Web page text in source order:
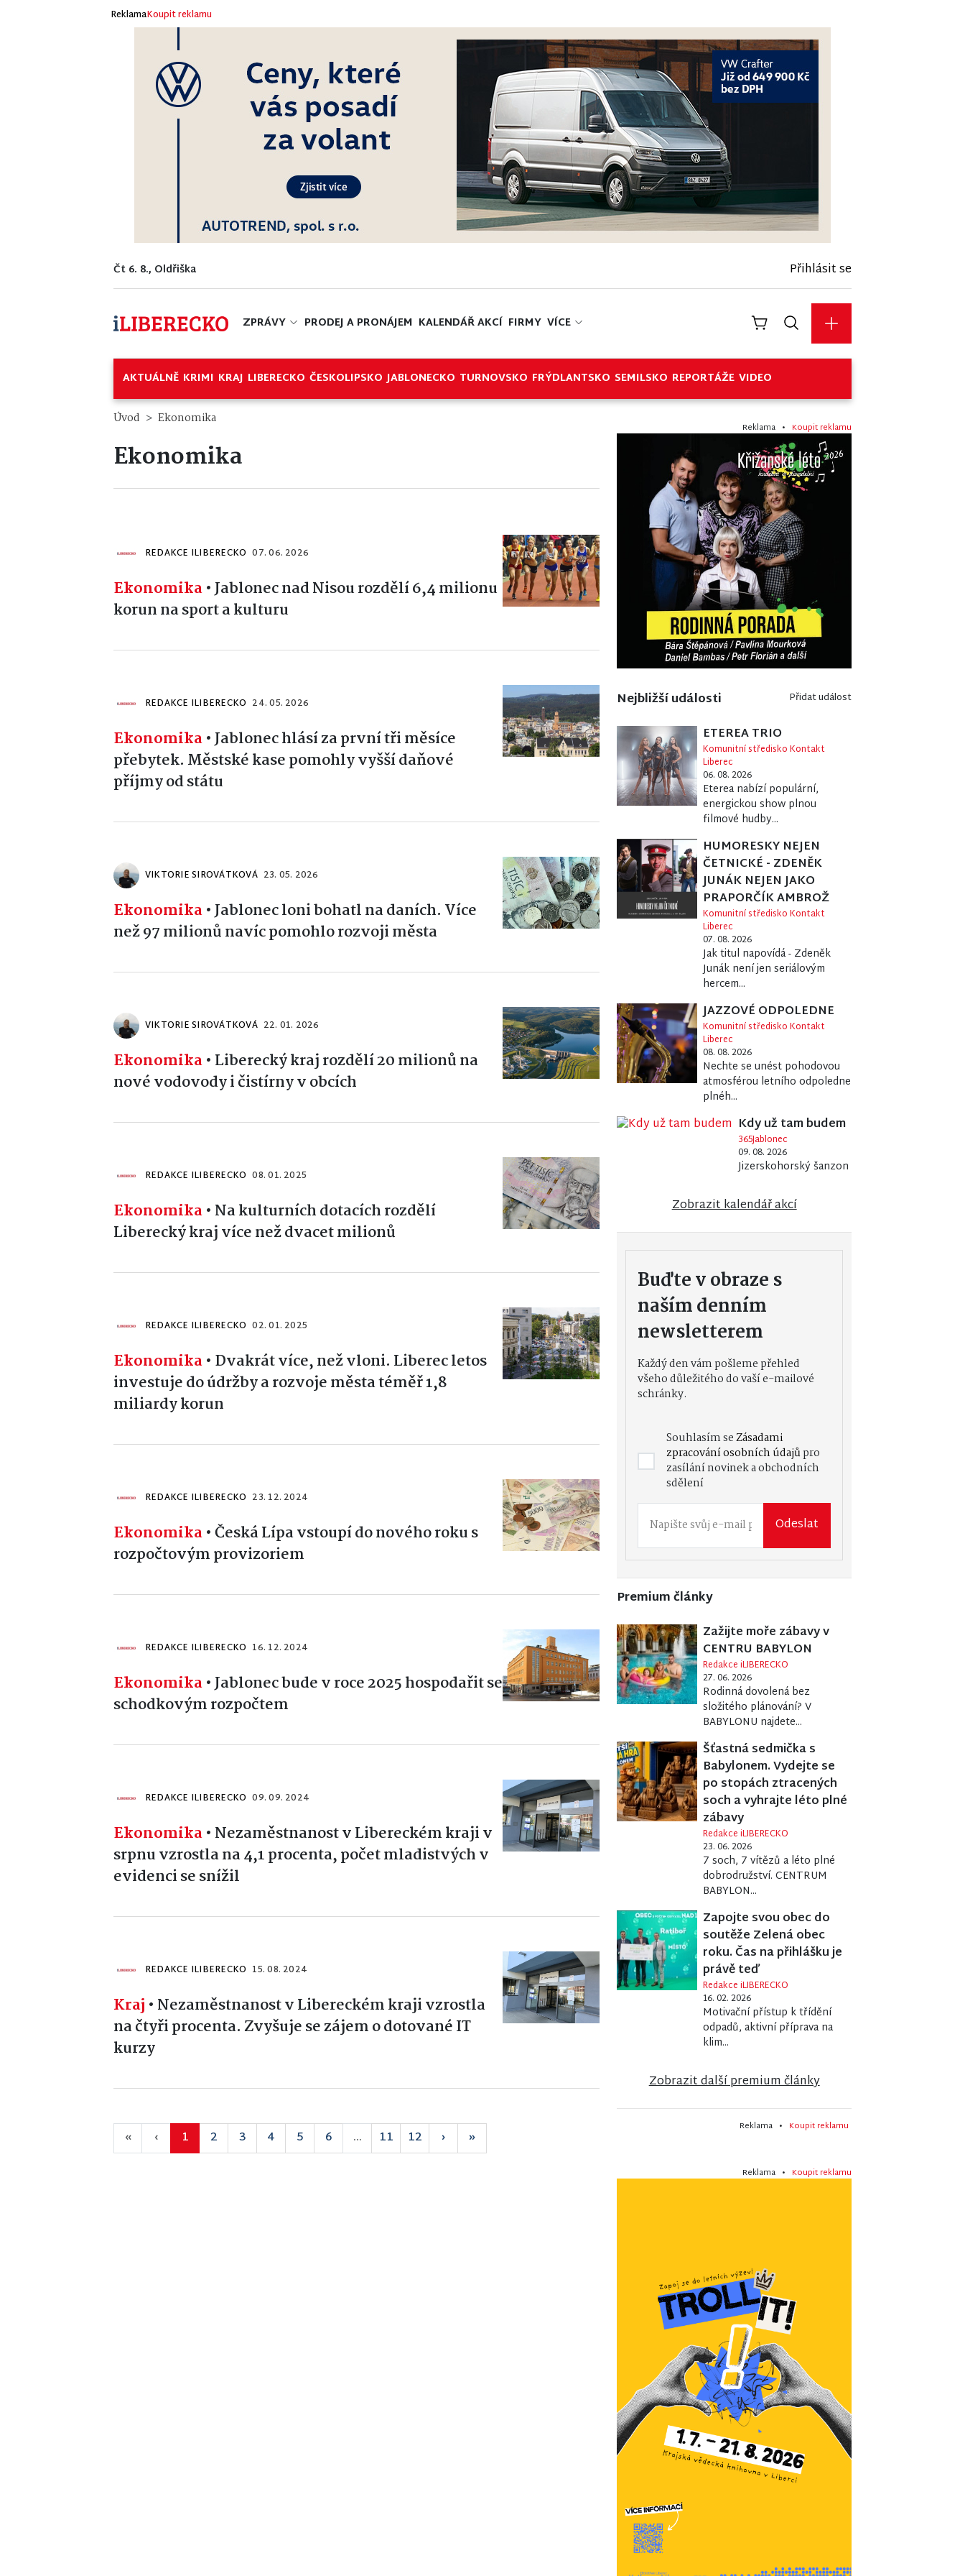
ReklamaKoupit reklamu
Čt 6. 8., Oldřiška Přihlásit se
ZPRÁVY PRODEJ A PRONÁJEM KALENDÁŘ AKCÍ FIRMY VÍCE
AKTUÁLNĚ KRIMI KRAJ LIBERECKO ČESKOLIPSKO JABLONECKO TURNOVSKO FRÝDLANTSKO SEMILSKO REPORTÁŽE VIDEO
Úvod Ekonomika
Ekonomika
REDAKCE ILIBERECKO 07. 06. 2026
Ekonomika•Jablonec nad Nisou rozdělí 6,4 milionu
korun na sport a kulturu
REDAKCE ILIBERECKO 24. 05. 2026
Ekonomika•Jablonec hlásí za první tři měsíce
přebytek. Městské kase pomohly vyšší daňové
příjmy od státu
VIKTORIE SIROVÁTKOVÁ 23. 05. 2026
Ekonomika•Jablonec loni bohatl na daních. Více
než 97 milionů navíc pomohlo rozvoji města
VIKTORIE SIROVÁTKOVÁ 22. 01. 2026
Ekonomika• Liberecký kraj rozdělí 20 milionů na
nové vodovody i čistírny v obcích
REDAKCE ILIBERECKO 08. 01. 2025
Ekonomika• Na kulturních dotacích rozdělí
Liberecký kraj více než dvacet milionů
REDAKCE ILIBERECKO 02. 01. 2025
Ekonomika• Dvakrát více, než vloni. Liberec letos
investuje do údržby a rozvoje města téměř 1,8
miliardy korun
REDAKCE ILIBERECKO 23. 12. 2024
Ekonomika•Česká Lípa vstoupí do nového roku s
rozpočtovým provizoriem
REDAKCE ILIBERECKO 16. 12. 2024
Ekonomika•Jablonec bude v roce 2025 hospodařit se
schodkovým rozpočtem
REDAKCE ILIBERECKO 09. 09. 2024
Ekonomika• Nezaměstnanost v Libereckém kraji v
srpnu vzrostla na 4,1 procenta, počet mladistvých v
evidenci se snížil
REDAKCE ILIBERECKO 15. 08. 2024
Kraj • Nezaměstnanost v Libereckém kraji vzrostla
na čtyři procenta. Zvyšuje se zájem o dotované IT
kurzy
« ‹ 1 2 3 4 5 6 ... 11 12 › »
Reklama • Koupit reklamu
Nejbližší události Přidat událost
ETEREA TRIO
Komunitní středisko Kontakt
Liberec
06. 08. 2026
Eterea nabízí populární,
energickou show plnou
filmové hudby...
HUMORESKY NEJEN
ČETNICKÉ - ZDENĚK
JUNÁK NEJEN JAKO
PRAPORČÍK AMBROŽ
Komunitní středisko Kontakt
Liberec
07. 08. 2026
Jak titul napovídá - Zdeněk
Junák není jen seriálovým
hercem...
JAZZOVÉ ODPOLEDNE
Komunitní středisko Kontakt
Liberec
08. 08. 2026
Nechte se unést pohodovou
atmosférou letního odpoledne
plnéh...
Kdy už tam budem
365Jablonec
09. 08. 2026
Jizerskohorský šanzon
Zobrazit kalendář akcí
Buďte v obraze s
naším denním
newsletterem
Každý den vám pošleme přehled
všeho důležitého do vaší e-mailové
schránky.
Souhlasím seZásadami
zpracování osobních údajůpro
zasílání novinek a obchodních
sdělení
Odeslat
Premium články
Zažijte moře zábavy v
CENTRU BABYLON
Redakce iLIBERECKO
27. 06. 2026
Rodinná dovolená bez
složitého plánování? V
BABYLONU najdete...
Šťastná sedmička s
Babylonem. Vydejte se
po stopách ztracených
soch a vyhrajte léto plné
zábavy
Redakce iLIBERECKO
23. 06. 2026
7 soch, 7 vítězů a léto plné
dobrodružství. CENTRUM
BABYLON...
Zapojte svou obec do
soutěže Zelená obec
roku. Čas na přihlášku je
právě teď
Redakce iLIBERECKO
16. 02. 2026
Motivační přístup k třídění
odpadů, aktivní příprava na
klim...
Zobrazit další premium články
Reklama • Koupit reklamu
Reklama • Koupit reklamu